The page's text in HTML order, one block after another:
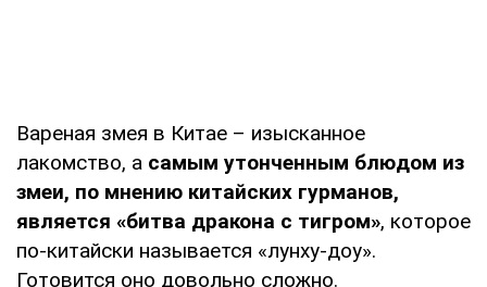
Вареная змея в Китае – изысканное
лакомство, а самым утонченным блюдом из
змеи, по мнению китайских гурманов,
является «битва дракона с тигром», которое
по-китайски называется «лунху-доу».
Готовится оно довольно сложно.